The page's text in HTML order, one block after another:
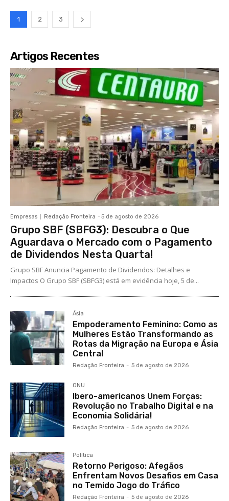
1 2 3
Artigos Recentes
Empresas Redação Fronteira - 5 de agosto de 2026
Grupo SBF (SBFG3): Descubra o Que
Aguardava o Mercado com o Pagamento
de Dividendos Nesta Quarta!
Grupo SBF Anuncia Pagamento de Dividendos: Detalhes e
Impactos O Grupo SBF (SBFG3) está em evidência hoje, 5 de...
Ásia
Empoderamento Feminino: Como as
Mulheres Estão Transformando as
Rotas da Migração na Europa e Ásia
Central
Redação Fronteira - 5 de agosto de 2026
ONU
Ibero-americanos Unem Forças:
Revolução no Trabalho Digital e na
Economia Solidária!
Redação Fronteira - 5 de agosto de 2026
Política
Retorno Perigoso: Afegãos
Enfrentam Novos Desafios em Casa
no Temido Jogo do Tráfico
Redação Fronteira - 5 de agosto de 2026